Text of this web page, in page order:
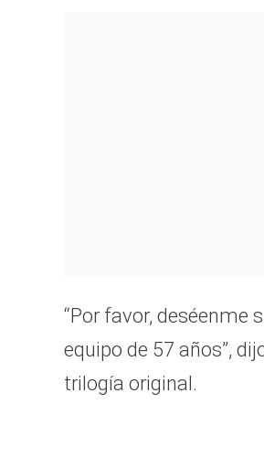
“Por favor, deséenme
equipo de 57 años”,
trilogía original.